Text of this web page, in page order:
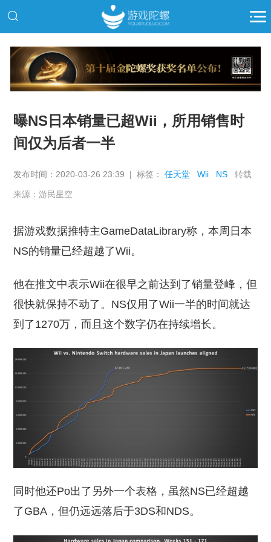
推广
曝NS日本销量已超Wii，所用销售时
间仅为后者一半
发布时间：2020-03-26 23:39 | 标签：任天堂 Wii NS 转载
来源：游民星空
据游戏数据推特主GameDataLibrary称，本周日本
NS的销量已经超越了Wii。
他在推文中表示Wii在很早之前达到了销量登峰，但
很快就保持不动了。NS仅用了Wii一半的时间就达
到了1270万，而且这个数字仍在持续增长。
同时他还Po出了另外一个表格，虽然NS已经超越
了GBA，但仍远远落后于3DS和NDS。